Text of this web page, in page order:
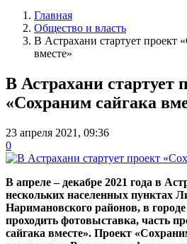
Главная
Общество и власть
В Астрахани стартует проект
вместе»
В Астрахани стартует
«Сохраним сайгака
23 апреля 2021, 09:36
0
В апреле – декабре 2021 года в
нескольких населенных пунктах
Наримановского районов, в
проходить фотовыставка, часть
сайгака вместе». Проект